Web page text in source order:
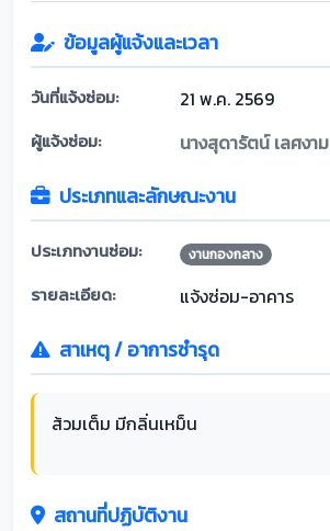
ข้อมูลผู้แจ้งและเวลา
วันที่แจ้งซ่อม: 21 พ.ค. 2569
ผู้แจ้งซ่อม: นางสุดารัตน์ เลศงาม
ประเภทและลักษณะงาน
ประเภทงานซ่อม: งานกองกลาง
รายละเอียด: แจ้งซ่อม-อาคาร
สาเหตุ / อาการชำรุด
ส้วมเต็ม มีกลิ่นเหม็น
สถานที่ปฏิบัติงาน